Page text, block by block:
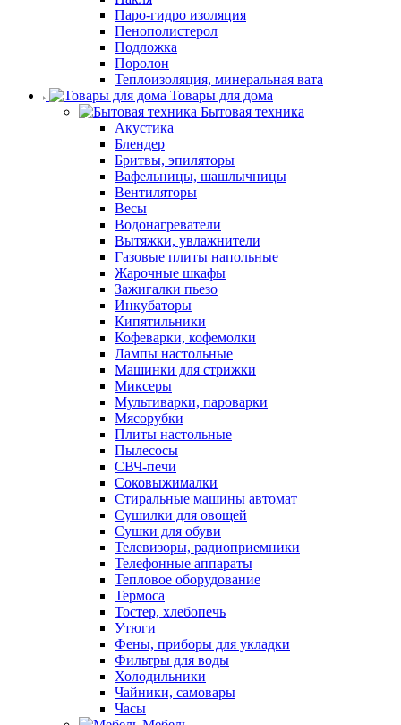
Паро-гидро изоляция
Пенополистерол
Подложка
Поролон
Теплоизоляция, минеральная вата
Товары для дома
Бытовая техника
Акустика
Блендер
Бритвы, эпиляторы
Вафельницы, шашлычницы
Вентиляторы
Весы
Водонагреватели
Вытяжки, увлажнители
Газовые плиты напольные
Жарочные шкафы
Зажигалки пьезо
Инкубаторы
Кипятильники
Кофеварки, кофемолки
Лампы настольные
Машинки для стрижки
Миксеры
Мультиварки, пароварки
Мясорубки
Плиты настольные
Пылесосы
СВЧ-печи
Соковыжималки
Стиральные машины автомат
Сушилки для овощей
Сушки для обуви
Телевизоры, радиоприемники
Телефонные аппараты
Тепловое оборудование
Термоса
Тостер, хлебопечь
Утюги
Фены, приборы для укладки
Фильтры для воды
Холодильники
Чайники, самовары
Часы